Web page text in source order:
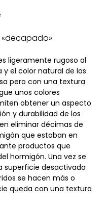
«decapado»
ligeramente rugoso al
el color natural de los
pero con una textura
unos colores
obtener un aspecto
y durabilidad de los
eliminar décimas de
que estaban en
productos que
hormigón. Una vez se
superficie desactivada
se hacen más o
queda con una textura